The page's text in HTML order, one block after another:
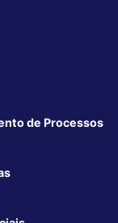
de Processos